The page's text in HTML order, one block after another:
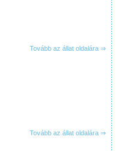
Tovább az állat oldalára ⇒
Tovább az állat oldalára ⇒